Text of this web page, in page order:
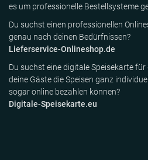
es um professionelle Bestellsysteme
Du suchst einen professionellen
genau nach deinen Bedürfnissen?
Lieferservice-Onlineshop.de
Du suchst eine digitale Speisekarte
deine Gäste die Speisen ganz
sogar online bezahlen können?
Digitale-Speisekarte.eu